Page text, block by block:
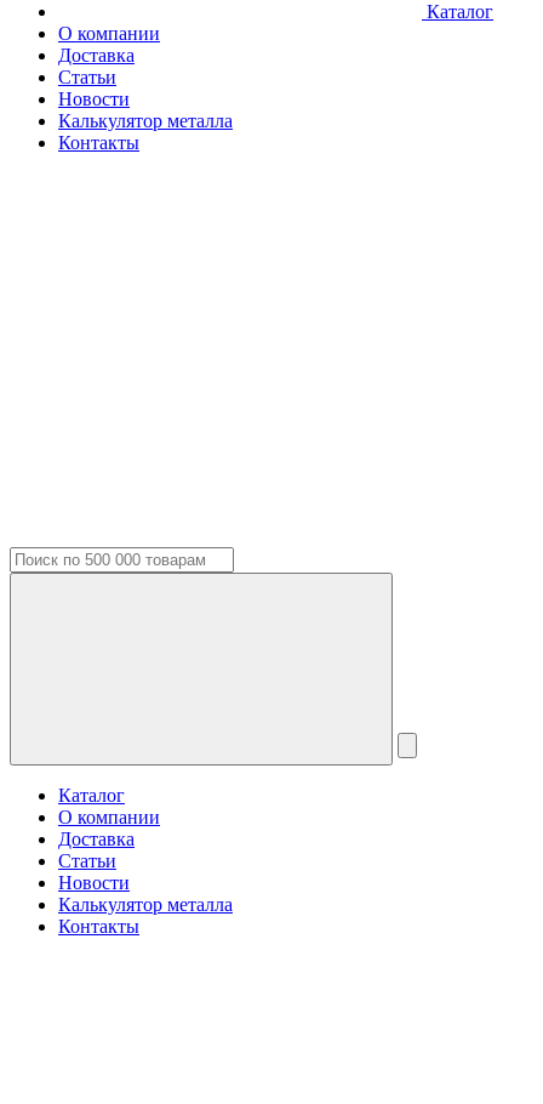
Каталог
О компании
Доставка
Статьи
Новости
Калькулятор металла
Контакты
Каталог
О компании
Доставка
Статьи
Новости
Калькулятор металла
Контакты